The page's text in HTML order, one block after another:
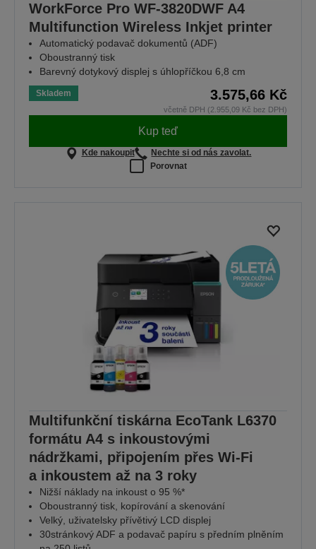
WorkForce Pro WF-3820DWF A4
Multifunction Wireless Inkjet printer
Automatický podavač dokumentů (ADF)
Oboustranný tisk
Barevný dotykový displej s úhlopříčkou 6,8 cm
Skladem 3.575,66 Kč
včetně DPH (2.955,09 Kč bez DPH)
Kup teď
Kde nakoupit
Nechte si od nás zavolat.
Porovnat
Multifunkční tiskárna EcoTank L6370
formátu A4 s inkoustovými
nádržkami, připojením přes Wi-Fi
a inkoustem až na 3 roky
Nižší náklady na inkoust o 95 %*
Oboustranný tisk, kopírování a skenování
Velký, uživatelsky přívětivý LCD displej
30stránkový ADF a podavač papíru s předním plněním